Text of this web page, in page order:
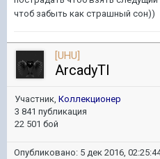
чтоб забыть как страшный сон))
[UHU]
ArcadyTI
Участник, Коллекционер
3 841 публикация
22 501 бой
Опубликовано: 5 дек 2016,